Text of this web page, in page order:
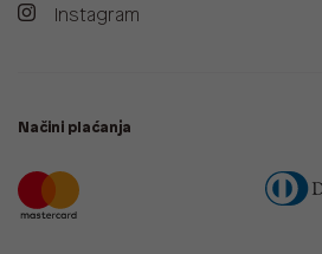
Instagram
Načini plaćanja